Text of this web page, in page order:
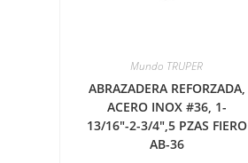
Mundo TRUPER
ABRAZADERA REFORZADA,
ACERO INOX #36, 1-
13/16″-2-3/4″,5 PZAS FIERO
AB-36